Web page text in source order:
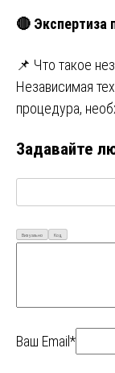
🔴 Экспертиза
📌 Что такое
Независимая
процедура,
Задавайте
Визуально Код
Ваш Email*